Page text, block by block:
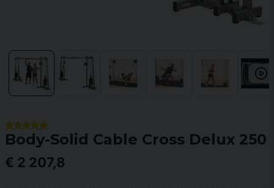
Body-Solid Cable Cross Delux 250
€ 2 207,8